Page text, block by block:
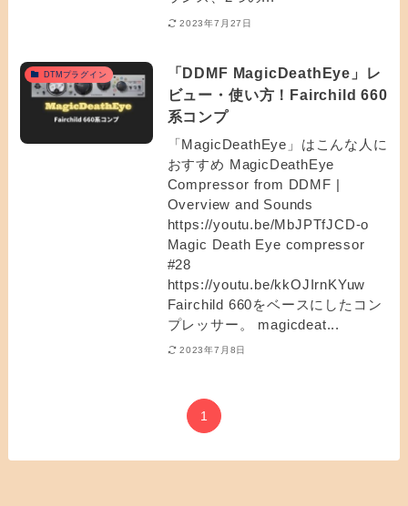
2023年7月27日
DTMプラグイン
「DDMF MagicDeathEye」レ
ビュー・使い方！Fairchild 660
系コンプ
「MagicDeathEye」はこんな人に
おすすめ MagicDeathEye
Compressor from DDMF |
Overview and Sounds
https://youtu.be/MbJPTfJCD-o
Magic Death Eye compressor
#28
https://youtu.be/kkOJIrnKYuw
Fairchild 660をベースにしたコン
プレッサー。 magicdeat...
2023年7月8日
1